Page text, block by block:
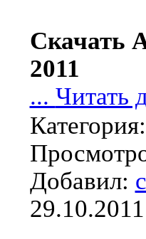
Скачать
2011
... Читать
Добавил:
29.10.2011